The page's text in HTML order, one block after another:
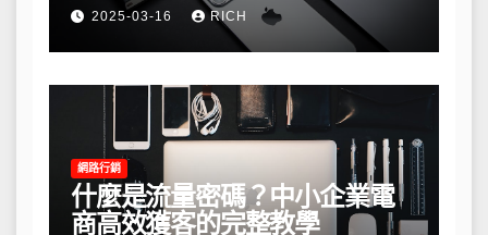
2025-03-16 RICH
網路行銷
什麼是流量密碼？中小企業電
商高效獲客的完整教學